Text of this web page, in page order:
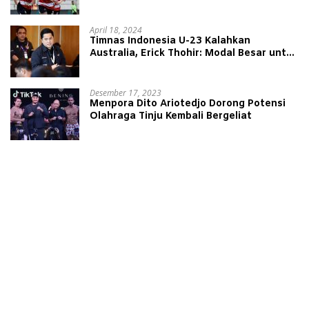
April 18, 2024
Timnas Indonesia U-23 Kalahkan
Australia, Erick Thohir: Modal Besar untuk
Desember 17, 2023
Menpora Dito Ariotedjo Dorong Potensi
Olahraga Tinju Kembali Bergeliat